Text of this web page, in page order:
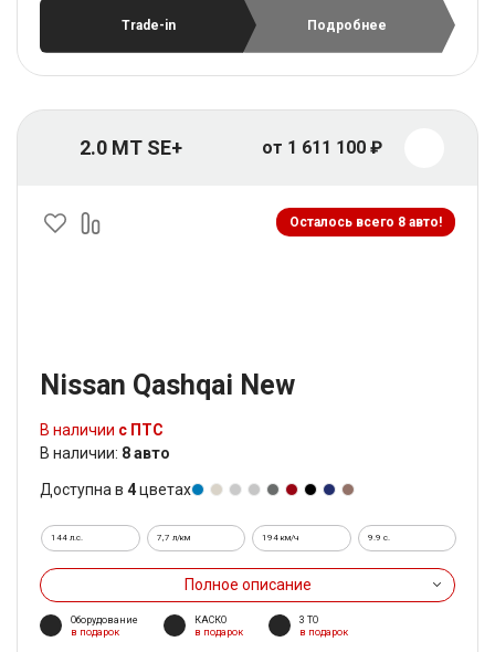
Trade-in Подробнее
2.0 MT SE+ от 1 611 100 ₽
Осталось всего 8 авто!
Nissan Qashqai New
В наличии с ПТС
В наличии: 8 авто
Доступна в 4цветах
144 л.с. 7,7 л/км 194 км/ч 9.9 c.
Полное описание
Оборудование
в подарок
КАСКО
в подарок
3 ТО
в подарок